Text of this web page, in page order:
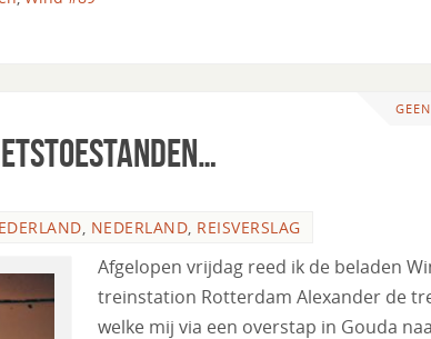
NEDERLAND REISVERSLAG
Afgelopen vrijdag reed ik de beladen
treinstation Rotterdam Alexander de
welke mij via een overstap in Gouda